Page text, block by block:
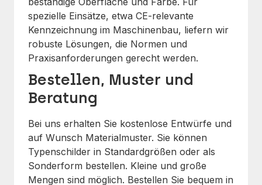
spezielle Einsätze, etwa CE-relevante
Kennzeichnung im Maschinenbau, liefern wir
robuste Lösungen, die Normen und
Praxisanforderungen gerecht werden.
Bestellen, Muster und
Beratung
Bei uns erhalten Sie kostenlose Entwürfe und
auf Wunsch Materialmuster. Sie können
Typenschilder in Standardgrößen oder als
Sonderform bestellen. Kleine und große
Mengen sind möglich. Bestellen Sie bequem in